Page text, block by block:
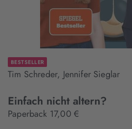
BESTSELLER
Tim Schreder, Jennifer Sieglar
Einfach nicht altern?
Paperback 17,00 €